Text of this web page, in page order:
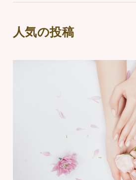
人気の投稿